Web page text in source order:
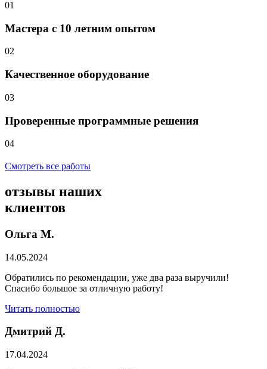
01
Мастера с 10 летним опытом
02
Качественное оборудование
03
Проверенные программные решения
04
Смотреть все работы
отзывы наших
клиентов
Ольга М.
14.05.2024
Обратились по рекомендации, уже два раза выручили!
Спасибо большое за отличную работу!
Читать полностью
Дмитрий Д.
17.04.2024